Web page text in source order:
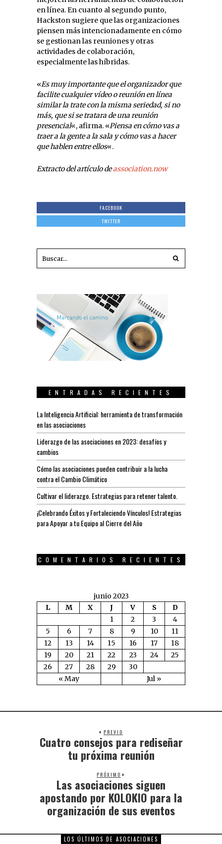
en línea. En cuanto al segundo punto,
Hackston sugiere que las organizaciones
piensen más intencionadamente en cómo
se gestionan las reuniones y otras
actividades de colaboración,
especialmente las híbridas.
«Es muy importante que el organizador que
facilite cualquier vídeo o reunión en línea
similar la trate con la misma seriedad, si no
más, que si se tratara de una reunión
presencial«, afirma. «Piensa en cómo vas a
traer a la gente a la sala y cómo vas a hacer
que hablen entre ellos«.
Extracto del artículo deassociation.now
FACEBOOK
TWITTER
ENTRADAS RECIENTES
La Inteligencia Artificial: herramienta de transformación
en las asociaciones
Liderazgo de las asociaciones en 2023: desafíos y
cambios
Cómo las asociaciones pueden contribuir a la lucha
contra el Cambio Climático
Cultivar el liderazgo. Estrategias para retener talento.
¡Celebrando Éxitos y Fortaleciendo Vínculos! Estrategias
para Apoyar a tu Equipo al Cierre del Año
COMENTARIOS RECIENTES
junio 2023
L
M X J V S D
« May Jul »
1 2 3
4
5
6 7 8 9 10
11
12
13 14 15 16 17
18
19
20 21 22 23 24
25
26
27 28 29 30
PREVIO
Cuatro consejos para rediseñar
tu próxima reunión
PRÓXIMO
Las asociaciones siguen
apostando por KOLOKIO para la
organización de sus eventos
LOS ÚLTIMOS DE ASOCIACIONES